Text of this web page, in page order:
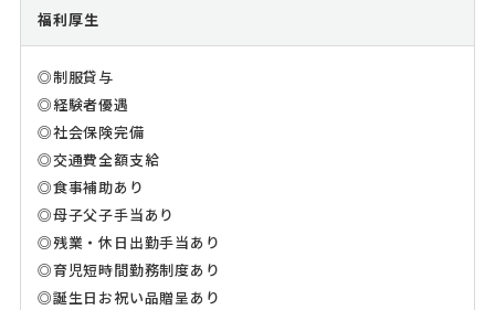
福利厚生
◎制服貸与
◎経験者優遇
◎社会保険完備
◎交通費全額支給
◎食事補助あり
◎母子父子手当あり
◎残業・休日出勤手当あり
◎育児短時間勤務制度あり
◎誕生日お祝い品贈呈あり